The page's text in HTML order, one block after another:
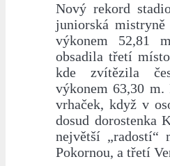
Nový rekord
juniorská
výkonem 52,81
obsadila třetí
kde zvítězila
výkonem 63,30
vrhaček, když v
dosud dorostenka
největší „radostí“
Pokornou, a třetí